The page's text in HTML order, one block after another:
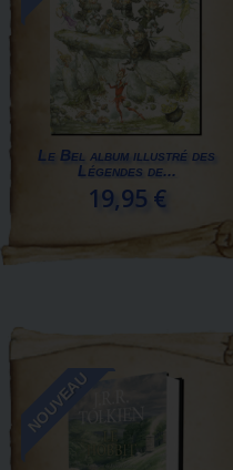
Le Bel album illustré des
Légendes de...
19,95 €
NOUVEAU